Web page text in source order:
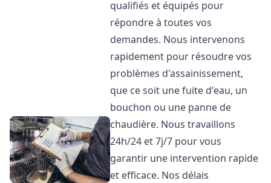
qualifiés et équipés pour
répondre à toutes vos
demandes. Nous intervenons
rapidement pour résoudre vos
problèmes d'assainissement,
que ce soit une fuite d'eau, un
bouchon ou une panne de
chaudière. Nous travaillons
24h/24 et 7j/7 pour vous
garantir une intervention rapide
et efficace. Nos délais